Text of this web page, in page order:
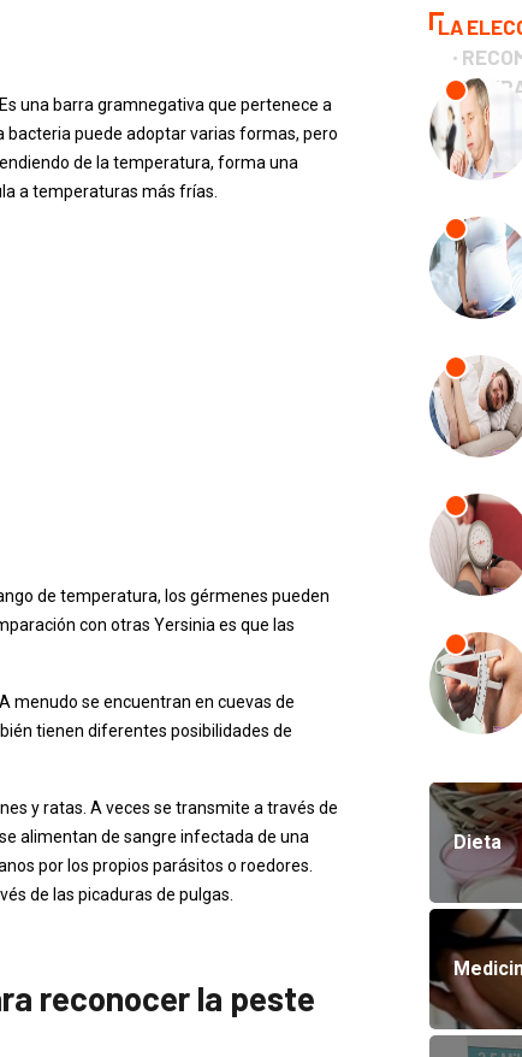
una barra gramnegativa que pertenece a
bacteria puede adoptar varias formas, pero
de la temperatura, forma una
a temperaturas más frías.
de temperatura, los gérmenes pueden
con otras Yersinia es que las
menudo se encuentran en cuevas de
tienen diferentes posibilidades de
y ratas. A veces se transmite a través de
alimentan de sangre infectada de una
por los propios parásitos o roedores.
de las picaduras de pulgas.
reconocer la peste
LA
Dieta